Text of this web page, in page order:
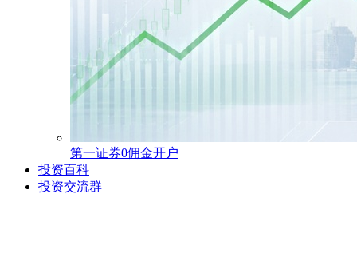
第一证券0佣金开户
投资百科
投资交流群